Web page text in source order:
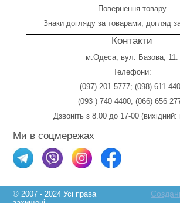
Повернення товару
Знаки догляду за товарами, догляд
Контакти
м.Одеса, вул. Базова, 11.
Телефони:
(097) 201 5777; (098) 611
(093 ) 740 4400; (066) 656
Дзвоніть з 8.00 до 17-00 (вихідний:
Ми в соцмережах
© 2007 - 2024 Усі права